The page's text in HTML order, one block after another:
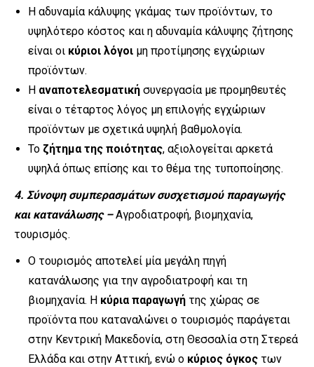
Η αδυναμία κάλυψης γκάμας των προϊόντων, το
υψηλότερο κόστος και η αδυναμία κάλυψης ζήτησης
είναι οι κύριοι λόγοι μη προτίμησης εγχώριων
προϊόντων.
Η αναποτελεσματική συνεργασία με προμηθευτές
είναι ο τέταρτος λόγος μη επιλογής εγχώριων
προϊόντων με σχετικά υψηλή βαθμολογία.
Το ζήτημα της ποιότητας, αξιολογείται αρκετά
υψηλά όπως επίσης και το θέμα της τυποποίησης.
4. Σύνοψη συμπερασμάτων συσχετισμού παραγωγής
και κατανάλωσης –Αγροδιατροφή, βιομηχανία,
τουρισμός.
Ο τουρισμός αποτελεί μία μεγάλη πηγή
κατανάλωσης για την αγροδιατροφή και τη
βιομηχανία. Η κύρια παραγωγή της χώρας σε
προϊόντα που καταναλώνει ο τουρισμός παράγεται
στην Κεντρική Μακεδονία, στη Θεσσαλία στη Στερεά
Ελλάδα και στην Αττική, ενώ ο κύριος όγκος των